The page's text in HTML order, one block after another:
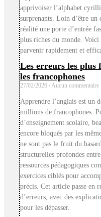
apprivoiser l’alphabet
surprenants. Loin d’être un
réalité une porte d’entrée
plus riches du monde.
parvenir rapidement et
Les erreurs les plus
les francophones
27/02/2026 Aucun commentaire
Apprendre l’anglais est un
millions de francophones.
d’enseignement scolaire,
encore bloqués par les
ne sont pas le fruit du
structurelles profondes
ressources pédagogiques
exercices ciblés pour
précis. Cet article passe en
d’erreurs, avec des
pour les dépasser.